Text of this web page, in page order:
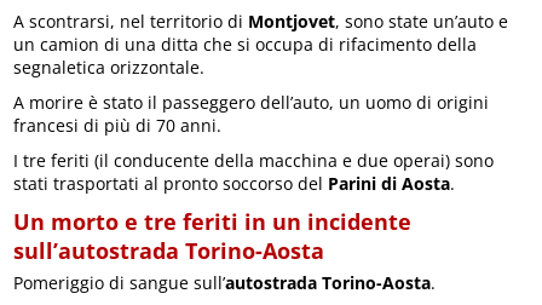
A scontrarsi, nel territorio di Montjovet, sono state un’auto e
un camion di una ditta che si occupa di rifacimento della
segnaletica orizzontale.
A morire è stato il passeggero dell’auto, un uomo di origini
francesi di più di 70 anni.
I tre feriti (il conducente della macchina e due operai) sono
stati trasportati al pronto soccorso del Parini di Aosta.
Un morto e tre feriti in un incidente
sull’autostrada Torino-Aosta
Pomeriggio di sangue sull’autostrada Torino-Aosta.